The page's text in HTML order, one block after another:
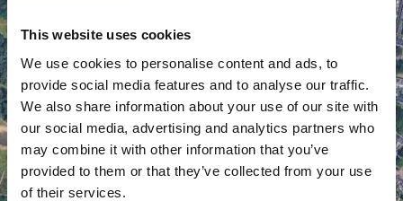
This website uses cookies
We use cookies to personalise content and ads, to
provide social media features and to analyse our traffic.
We also share information about your use of our site with
our social media, advertising and analytics partners who
may combine it with other information that you’ve
provided to them or that they’ve collected from your use
of their services.